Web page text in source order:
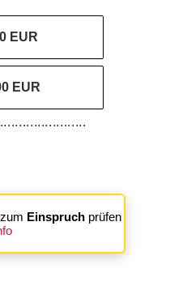
EUR
EUR
Einspruch prüfen